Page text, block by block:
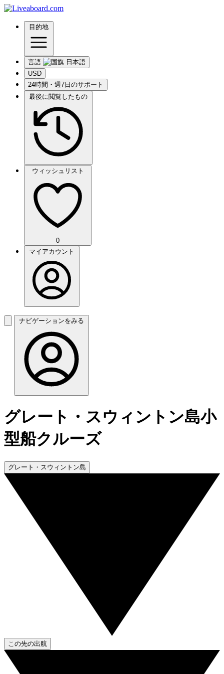
目的地
言語
USD
24時間・週7日のサポート
最後に閲覧したもの
ウィッシュリスト
0
マイアカウント
ナビゲーションをみる
グレート・スウィントン島小
型船クルーズ
グレート・スウィントン島
この先の出航